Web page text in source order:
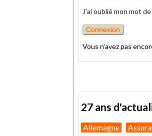
J'ai oublié mon mot
Vous n'avez pas
27 ans
Allemagne